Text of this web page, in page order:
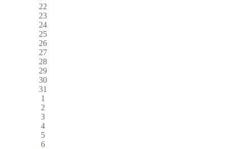
22
23
24
25
26
27
28
29
30
31
1
2
3
4
5
6